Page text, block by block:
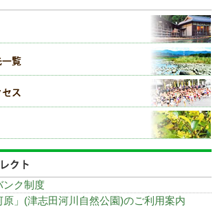
ンク制度
原」(津志田河川自然公園)のご利用案内